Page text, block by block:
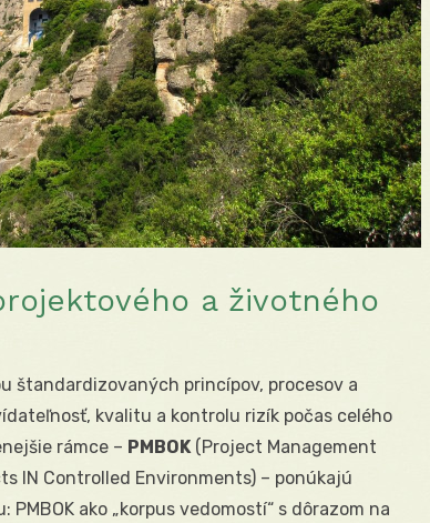
a životného
štandardizovaných princípov, procesov a
kvalitu a kontrolu rizík počas celého
rámce – PMBOK (Project Management
IN Controlled Environments) – ponúkajú
ako „korpus vedomostí“ s dôrazom na